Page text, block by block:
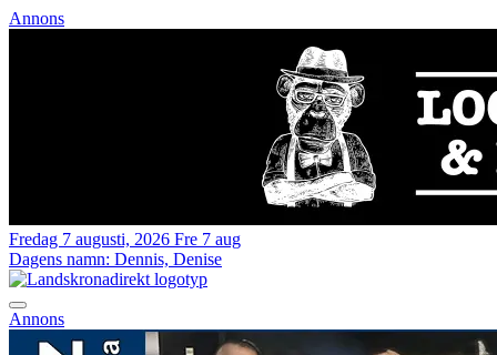
Annons
Fredag 7 augusti, 2026 Fre 7 aug
Dagens namn: Dennis, Denise
Annons